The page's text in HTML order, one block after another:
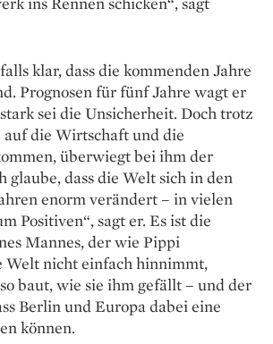
klar, dass die kommenden Jahre
Prognosen für fünf Jahre wagt er
sei die Unsicherheit. Doch trotz
auf die Wirtschaft und die
überwiegt bei ihm der
glaube, dass die Welt sich in den
enorm verändert – in vielen
Positiven“, sagt er. Es ist die
Mannes, der wie Pippi
Welt nicht einfach hinnimmt,
baut, wie sie ihm gefällt – und der
Berlin und Europa dabei eine
können.